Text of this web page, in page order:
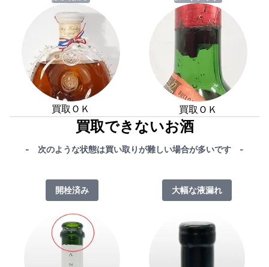
買取ＯＫ 買取ＯＫ
買取できないお酒
- 次のような状態は買い取りが難しい場合が多いです -
開栓済み 大幅な液漏れ